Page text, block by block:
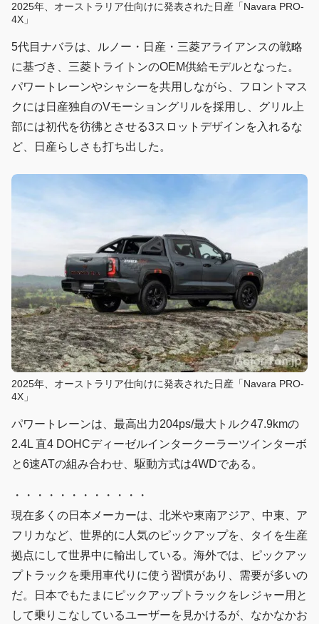
2025年、オーストラリア仕向けに発表された日産「Navara PRO-
4X」
5代目ナバラは、ルノー・日産・三菱アライアンスの戦略
に基づき、三菱トライトンのOEM供給モデルとなった。
パワートレーンやシャシーを共用しながら、フロントマス
クには日産独自のVモーショングリルを採用し、グリル上
部には初代を彷彿とさせる3スロットデザインを入れるな
ど、日産らしさも打ち出した。
2025年、オーストラリア仕向けに発表された日産「Navara PRO-
4X」
パワートレーンは、最高出力204ps/最大トルク47.9kmの
2.4L 直4 DOHCディーゼルインタークーラーツインターボ
と6速ATの組み合わせ、駆動方式は4WDである。
・・・・・・・・・・・・
現在多くの日本メーカーは、北米や東南アジア、中東、ア
フリカなど、世界的に人気のピックアップを、タイを生産
拠点にして世界中に輸出している。海外では、ピックアッ
プトラックを乗用車代りに使う習慣があり、需要が多いの
だ。日本でもたまにピックアップトラックをレジャー用と
して乗りこなしているユーザーを見かけるが、なかなかお